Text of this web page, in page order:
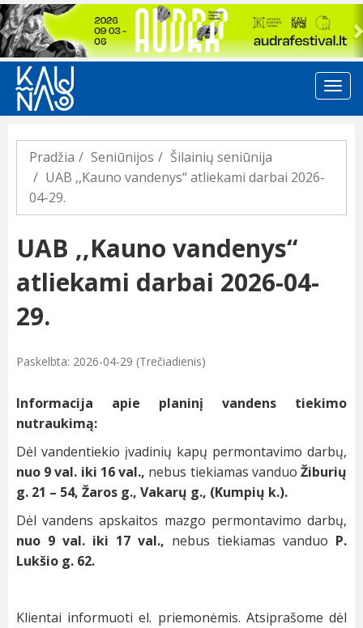
Previous
Pradžia Seniūnijos
Šilainių seniūnija
UAB ,,Kauno vandenys“ atliekami darbai 2026-
04-29.
UAB ,,Kauno vandenys“
atliekami darbai 2026-04-
29.
Paskelbta: 2026-04-29 (Trečiadienis)
Informacija apie planinį vandens tiekimo
nutraukimą:
Dėl vandentiekio įvadinių kapų permontavimo darbų,
nuo 9 val. iki 16 val., nebus tiekiamas vanduoŽiburių
g. 21 – 54, Žaros g., Vakarų g., (Kumpių k.).
Dėl vandens apskaitos mazgo permontavimo darbų,
nuo 9 val. iki 17 val., nebus tiekiamas vanduo P.
Lukšio g. 62.
Klientai informuoti el. priemonėmis. Atsiprašome dėl